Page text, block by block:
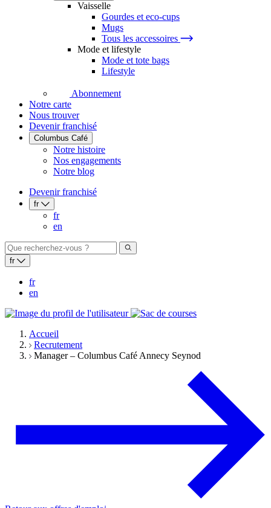
Vaisselle
Gourdes et eco-cups
Mugs
Tous les accessoires
Mode et lifestyle
Mode et tote bags
Lifestyle
Abonnement
Notre carte
Nous trouver
Devenir franchisé
Columbus Café
Notre histoire
Nos engagements
Notre blog
Devenir franchisé
fr
fr
en
fr
fr
en
Accueil
Recrutement
Manager – Columbus Café Annecy Seynod